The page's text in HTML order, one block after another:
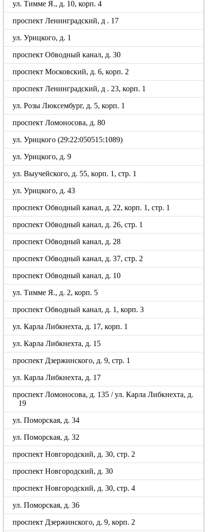
ул. Тимме Я., д. 10, корп. 4
проспект Ленинградский, д . 17
ул. Урицкого, д. 1
проспект Обводный канал, д. 30
проспект Московский, д. 6, корп. 2
проспект Ленинградский, д . 23, корп. 1
ул. Розы Люксембург, д. 5, корп. 1
проспект Ломоносова, д. 80
ул. Урицкого (29:22:050515:1089)
ул. Урицкого, д. 9
ул. Выучейского, д. 55, корп. 1, стр. 1
ул. Урицкого, д. 43
проспект Обводный канал, д. 22, корп. 1, стр. 1
проспект Обводный канал, д. 26, стр. 1
проспект Обводный канал, д. 28
проспект Обводный канал, д. 37, стр. 2
проспект Обводный канал, д. 10
ул. Тимме Я., д. 2, корп. 5
проспект Обводный канал, д. 1, корп. 3
ул. Карла Либкнехта, д. 17, корп. 1
ул. Карла Либкнехта, д. 15
проспект Дзержинского, д. 9, стр. 1
ул. Карла Либкнехта, д. 17
проспект Ломоносова, д. 135 / ул. Карла Либкнехта, д.
19
ул. Поморская, д. 34
ул. Поморская, д. 32
проспект Новгородский, д. 30, стр. 2
проспект Новгородский, д. 30
проспект Новгородский, д. 30, стр. 4
ул. Поморская, д. 36
проспект Дзержинского, д. 9, корп. 2